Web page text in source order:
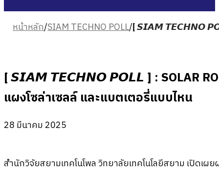
หน้าหลัก/SIAM TECHNO POLL/[ 𝙎𝙄𝘼𝙈 𝙏𝙀𝘾𝙃𝙉𝙊 𝙋𝙊𝙇𝙇
[ 𝙎𝙄𝘼𝙈 𝙏𝙀𝘾𝙃𝙉𝙊 𝙋𝙊𝙇𝙇 ] : SOLAR
แผงโซล่าเซลล์ และแบตเตอรี่แบบไหน
28 มีนาคม 2025
สำนักวิจัยสยามเทคโนโพล วิทยาลัยเทคโนโลยีสยาม เปิดเผ